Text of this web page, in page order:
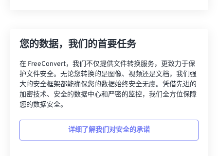
您的数据，我们的首要任务
在 FreeConvert，我们不仅提供文件转换服务，更致力于保
护文件安全。无论您转换的是图像、视频还是文档，我们强
大的安全框架都能确保您的数据始终安全无虞。凭借先进的
加密技术、安全的数据中心和严密的监控，我们全方位保障
您的数据安全。
详细了解我们对安全的承诺